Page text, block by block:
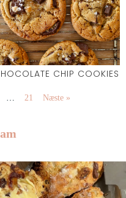
CHIP COOKIES
21 Næste »